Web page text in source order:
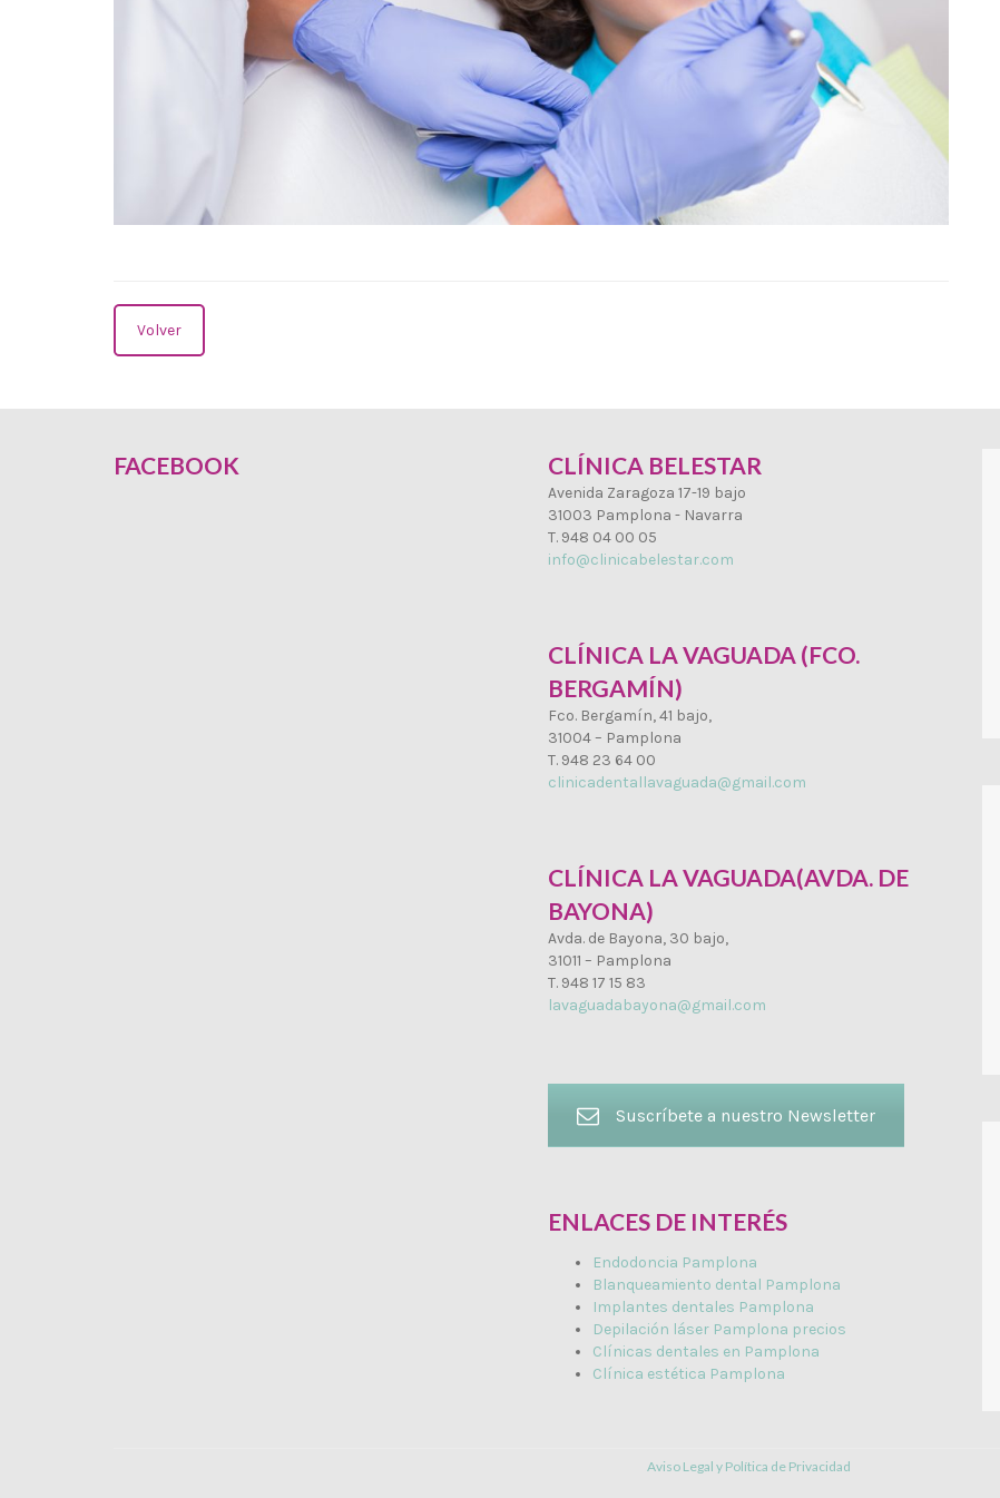
Volver
FACEBOOK CLÍNICA BELESTAR
Avenida Zaragoza 17-19 bajo
31003 Pamplona - Navarra
T. 948 04 00 05
info@clinicabelestar.com
CLÍNICA LA VAGUADA (FCO.
BERGAMÍN)
Fco. Bergamín, 41 bajo,
31004 – Pamplona
T. 948 23 64 00
clinicadentallavaguada@gmail.com
CLÍNICA LA VAGUADA(AVDA. DE
BAYONA)
Avda. de Bayona, 30 bajo,
31011 – Pamplona
T. 948 17 15 83
lavaguadabayona@gmail.com
Suscríbete a nuestro Newsletter
ENLACES DE INTERÉS
Endodoncia Pamplona
Blanqueamiento dental Pamplona
Implantes dentales Pamplona
Depilación láser Pamplona precios
Clínicas dentales en Pamplona
Clínica estética Pamplona
Aviso Legal y Política de Privacidad